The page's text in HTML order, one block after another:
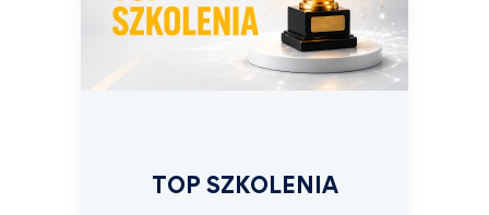
TOP SZKOLENIA